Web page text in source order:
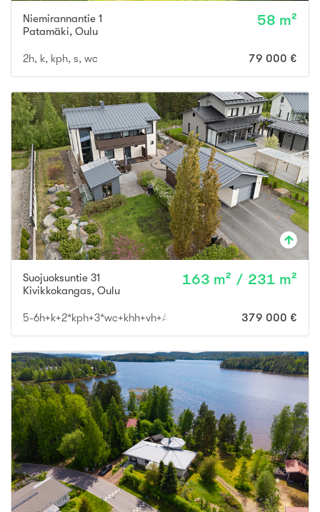
Niemirannantie 1
Patamäki, Oulu
58 m²
2h, k, kph, s, wc 79 000 €
Suojuoksuntie 31
Kivikkokangas, Oulu
163 m² / 231 m²
5-6h+k+2*kph+3*wc+khh+vh+AT+AK 379 000 €